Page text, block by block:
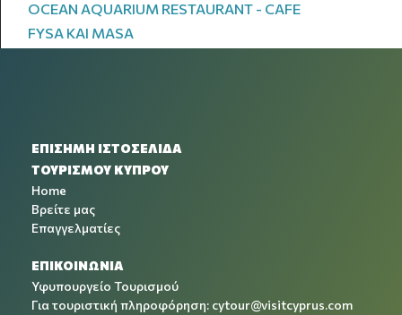
OCEAN AQUARIUM RESTAURANT - CAFE
FYSA KAI MASA
ΕΠΙΣΗΜΗ ΙΣΤΟΣΕΛΙΔΑ
ΤΟΥΡΙΣΜΟΥ ΚΥΠΡΟΥ
Home
Βρείτε μας
Επαγγελματίες
ΕΠΙΚΟΙΝΩΝΙΑ
Υφυπουργείο Τουρισμού
Για τουριστική πληροφόρηση: cytour@visitcyprus.com